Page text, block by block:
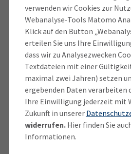
verwenden wir Cookies zur
Webanalyse-Tools Matomo
Klick auf den Button
erteilen Sie uns Ihre
dass wir zu Analysezwecken
Textdateien mit einer
maximal zwei Jahren) setzen
ergebenden Daten verarbeiten
Ihre Einwilligung jederzeit mit
Zukunft in unserer
widerrufen.Hier finden Sie
Informationen.
Infektionsschutz gut
Er verweist darauf, dass nach
Omikron-Variante zu signifikant
Verläufen führt.
Wirtschaft begrüßt
Gastronomie
Mit ihren heutigen Beschlüssen
Entscheidungen geht die
aus Sicht der Wirtschaft bereits